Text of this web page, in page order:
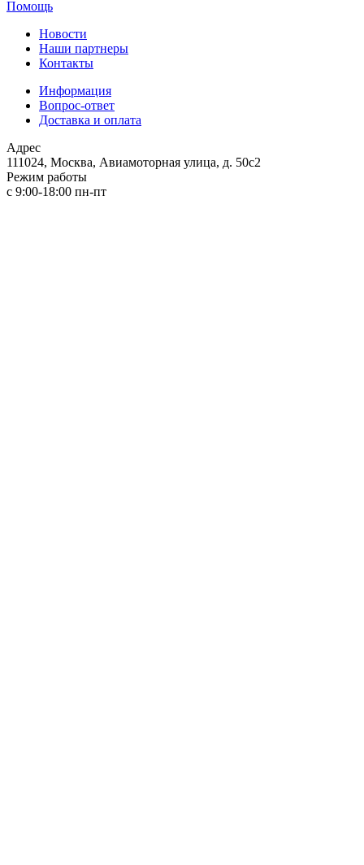
Помощь
Новости
Наши партнеры
Контакты
Информация
Вопрос-ответ
Доставка и оплата
Адрес
111024, Москва, Авиамоторная улица, д. 50с2
Режим работы
с 9:00-18:00 пн-пт